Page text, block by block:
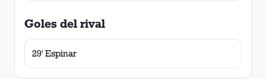
Goles del rival
29' Espinar